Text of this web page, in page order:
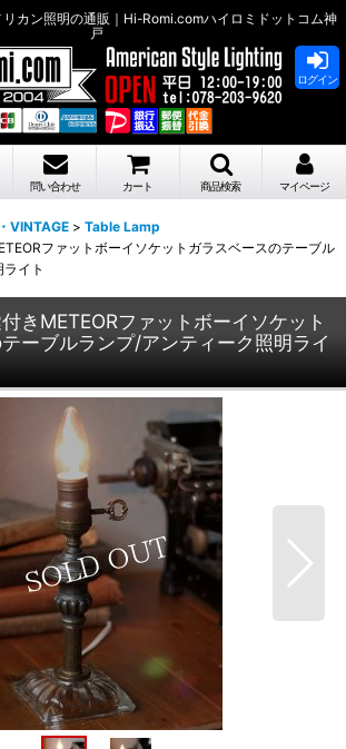
カン照明の通販｜Hi-Romi.comハイロミドットコム神
戸
ログイン
問い合わせ カート 商品検索 マイページ
VINTAGE > Table Lamp
ファットボーイソケットガラスベースのテーブル
イト
きMETEORファットボーイソケット
ーブルランプ/アンティーク照明ライ